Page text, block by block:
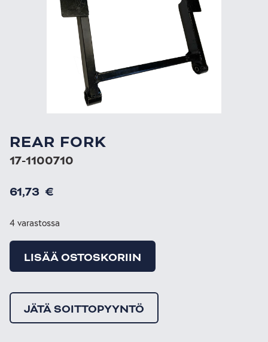
REAR FORK
17-1100710
61,73 €
4 varastossa
LISÄÄ OSTOSKORIIN
JÄTÄ SOITTOPYYNTÖ